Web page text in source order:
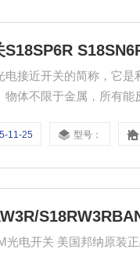
电接近开关的简称，它
物体不限于金属，所有能
11-25 型号：
光电开关 美国邦纳原装